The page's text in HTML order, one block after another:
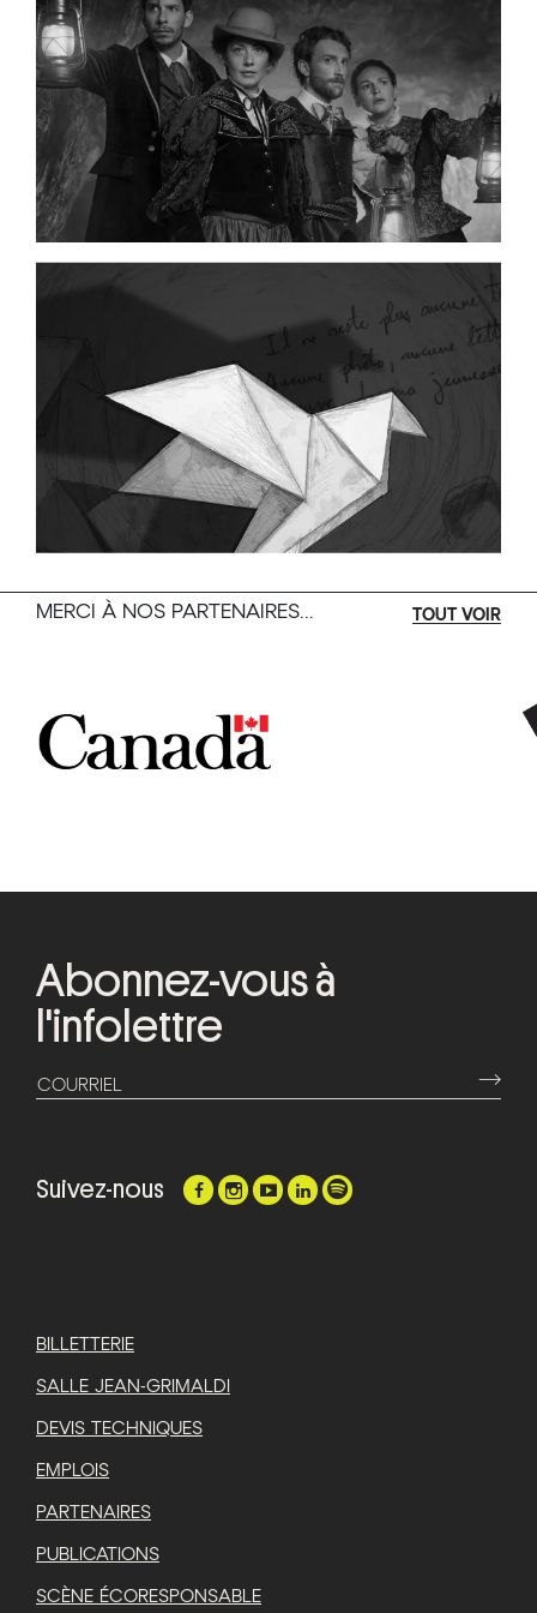
MERCI À NOS PARTENAIRES... TOUT VOIR
Abonnez-vous à
l'infolettre
COURRIEL ⟶
Suivez-nous
BILLETTERIE
SALLE JEAN-GRIMALDI
DEVIS TECHNIQUES
EMPLOIS
PARTENAIRES
PUBLICATIONS
SCÈNE ÉCORESPONSABLE